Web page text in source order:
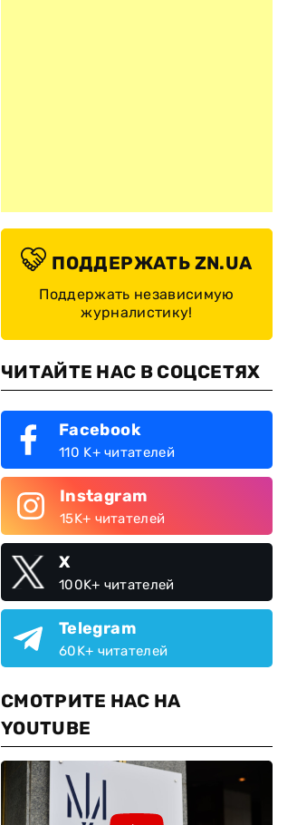
ПОДДЕРЖАТЬ ZN.UA
Поддержать независимую
журналистику!
ЧИТАЙТЕ НАС В СОЦСЕТЯХ
Facebook
110 K+ читателей
Instagram
15K+ читателей
X
100K+ читателей
Telegram
60K+ читателей
СМОТРИТЕ НАС НА
YOUTUBE